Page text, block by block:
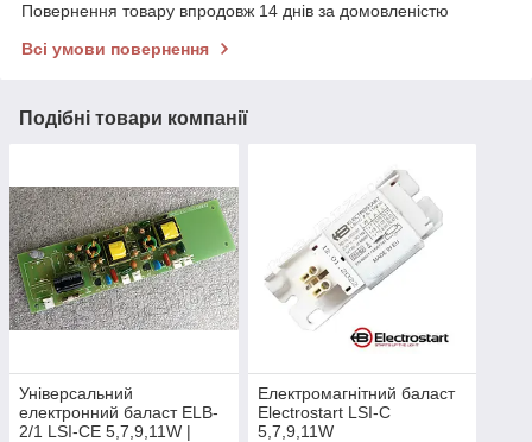
Повернення товару впродовж 14 днів за домовленістю
Всі умови повернення
Подібні товари компанії
Універсальний
електронний баласт ELB-
2/1 LSI-CE 5,7,9,11W |
Електромагнітний баласт
Electrostart LSI-C
5,7,9,11W